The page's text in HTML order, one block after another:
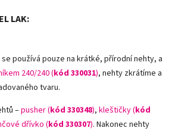
LAK:
se používá pouze na krátké, přírodní nehty, a
240/240 (kód 330031), nehty zkrátíme a
tvaru.
–pusher (kód 330348), kleštičky (kód
dřívko (kód 330307). Nakonec nehty